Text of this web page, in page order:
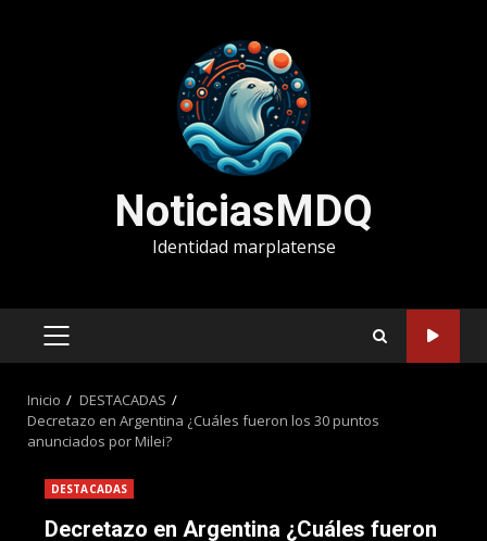
NoticiasMDQ
Identidad marplatense
MENÚ
Inicio
DESTACADAS
Decretazo en Argentina ¿Cuáles fueron los 30 puntos
anunciados por Milei?
DESTACADAS
Decretazo en Argentina ¿Cuáles fueron